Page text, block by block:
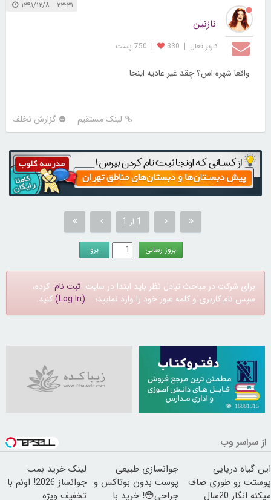
۲۳:۳۱ ۱۳۹۱/۱۲/۸
نازنین
کاربر فعال |
330
| 750 پست
واقعا شهره اس؟ چقد غیر عادیه اینجا
لینک مستقیم گزارش تخلف
1 از 1
برای شرکت در مباحث تبادل نظر باید ابتدا در سایت ثبت نام کرده،
سپس نام کاربری و کلمه عبور خود را وارد نمایید؛ (Log In) کنید.
16881315
از سراسر وب
این گیاه دریایی
پوستت رو طوری صاف
میکنه انگار 20سال
جوانسازی طبیعی
پوست بدون بوتاکس و
جراحی😳! خرید با
لینک خرید بمب
جوانساز 2026! اونم با
تخفیف ویژه